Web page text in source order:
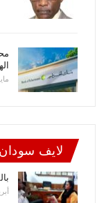
مايو 9,
لايف سودان Tv
أبريل